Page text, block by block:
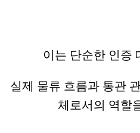
이는 단순한 인증
실제 물류 흐름과 통관
체로서의 역할